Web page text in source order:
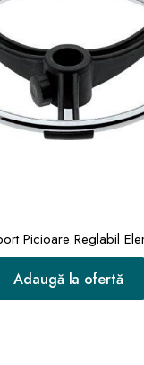
Picioare Reglabil
Adaugă la ofertă